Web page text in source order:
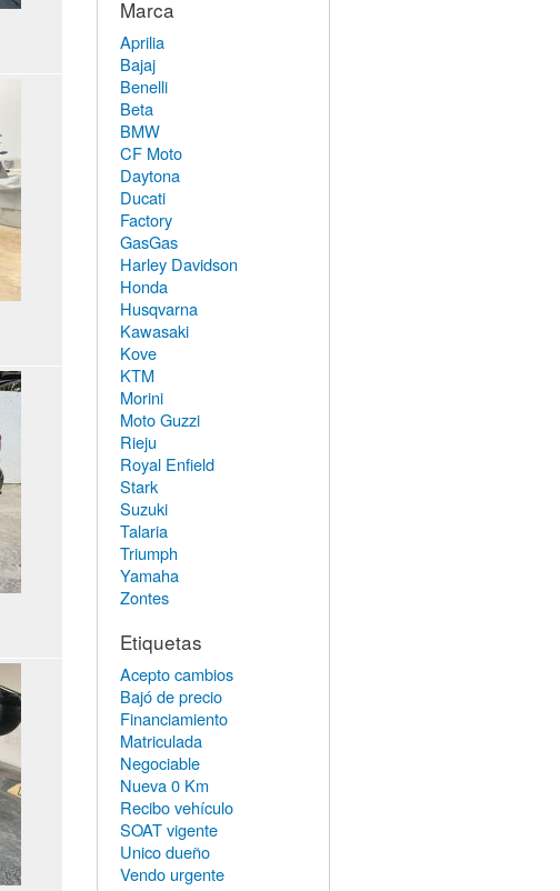
Marca
Aprilia
Bajaj
Benelli
Beta
BMW
CF Moto
Daytona
Ducati
Factory
GasGas
Harley Davidson
Honda
Husqvarna
Kawasaki
Kove
KTM
Morini
Moto Guzzi
Rieju
Royal Enfield
Stark
Suzuki
Talaria
Triumph
Yamaha
Zontes
Etiquetas
Acepto cambios
Bajó de precio
Financiamiento
Matriculada
Negociable
Nueva 0 Km
Recibo vehículo
SOAT vigente
Unico dueño
Vendo urgente